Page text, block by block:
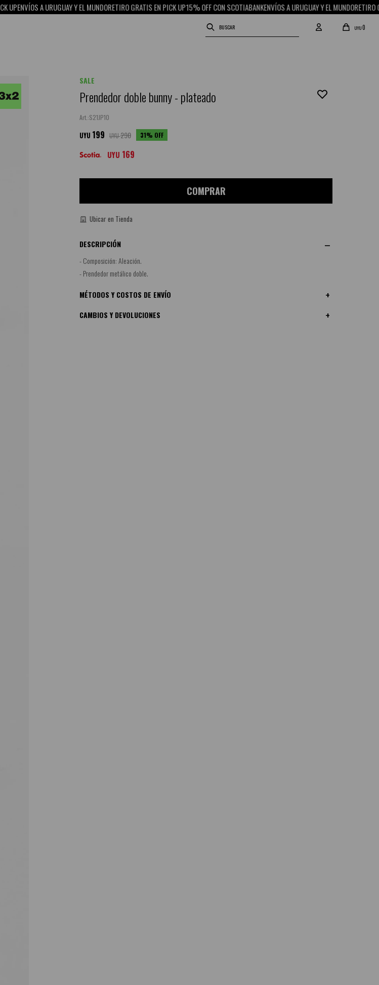
ENVÍOS A URUGUAY Y EL MUNDORETIRO GRATIS EN PICK UP15% OFF CON SCOTIABANKENVÍOS A URUGUAY Y EL MUNDORETIRO
UYU0
SALE
Prendedor doble bunny - plateado
S21JP10
UYU 199 UYU290 31
UYU 169
COMPRAR
Ubicar en Tienda
DESCRIPCIÓN
- Composición: Aleación.
- Prendedor metálico doble.
MÉTODOS Y COSTOS DE ENVÍO
CAMBIOS Y DEVOLUCIONES